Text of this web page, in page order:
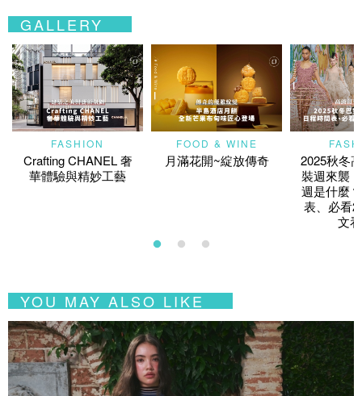
GALLERY
FASHION
Crafting CHANEL 奢
華體驗與精妙工藝
FOOD & WINE
月滿花開~綻放傳奇
2025秋冬
裝週來襲
週是什麼
表、必看
文
YOU MAY ALSO LIKE